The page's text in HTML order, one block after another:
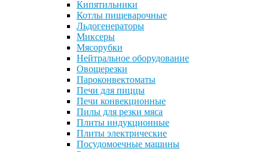
Кипятильники
Котлы пищеварочные
Льдогенераторы
Миксеры
Мясорубки
Нейтральное оборудование
Овощерезки
Пароконвектоматы
Печи для пиццы
Печи конвекционные
Пилы для резки мяса
Плиты индукционные
Плиты электрические
Посудомоечные машины